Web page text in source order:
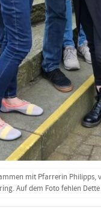
mit Pfarrerin Philipps,
Auf dem Foto fehlen